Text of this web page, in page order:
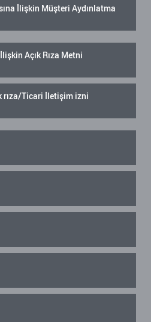
İlişkin Müşteri Aydınlatma
Açık Rıza Metni
rıza/Ticari İletişim izni